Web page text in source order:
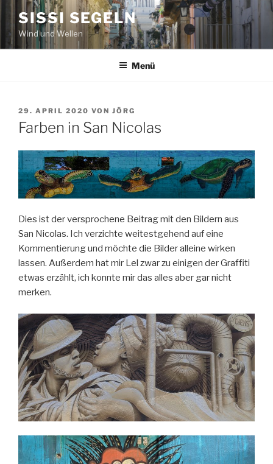
Inhalt
springen
SISSI SEGELN
Wind und Wellen
Menü
VERÖFFENTLICHT
AM
29. APRIL 2020 VON JÖRG
Farben in San Nicolas
Dies ist der versprochene Beitrag mit den Bildern aus
San Nicolas. Ich verzichte weitestgehend auf eine
Kommentierung und möchte die Bilder alleine wirken
lassen. Außerdem hat mir Lel zwar zu einigen der Graffiti
etwas erzählt, ich konnte mir das alles aber gar nicht
merken.